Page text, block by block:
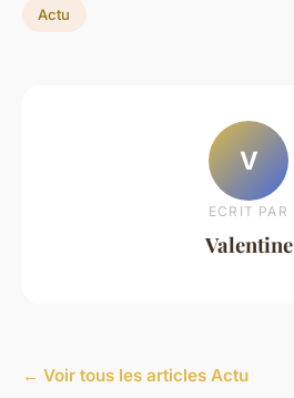
Actu
V
ECRIT PAR
Valentine
← Voir tous les articles Actu